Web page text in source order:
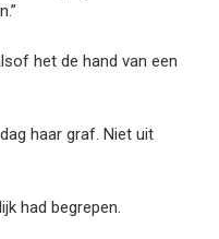
het de hand van een
haar graf. Niet uit
had begrepen.